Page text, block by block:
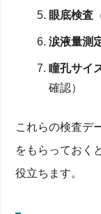
眼底検査
涙液量測
瞳孔サイ
確認）
これらの検査デ
をもらっておく
役立ちます。